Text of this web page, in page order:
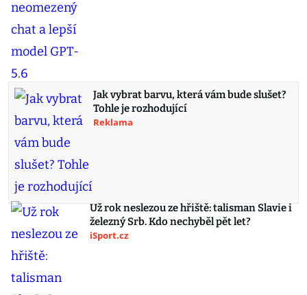
Jak vybrat barvu, která vám bude slušet?
Tohle je rozhodující
Reklama
Už rok neslezou ze hřiště: talisman Slavie i
železný Srb. Kdo nechyběl pět let?
iSport.cz